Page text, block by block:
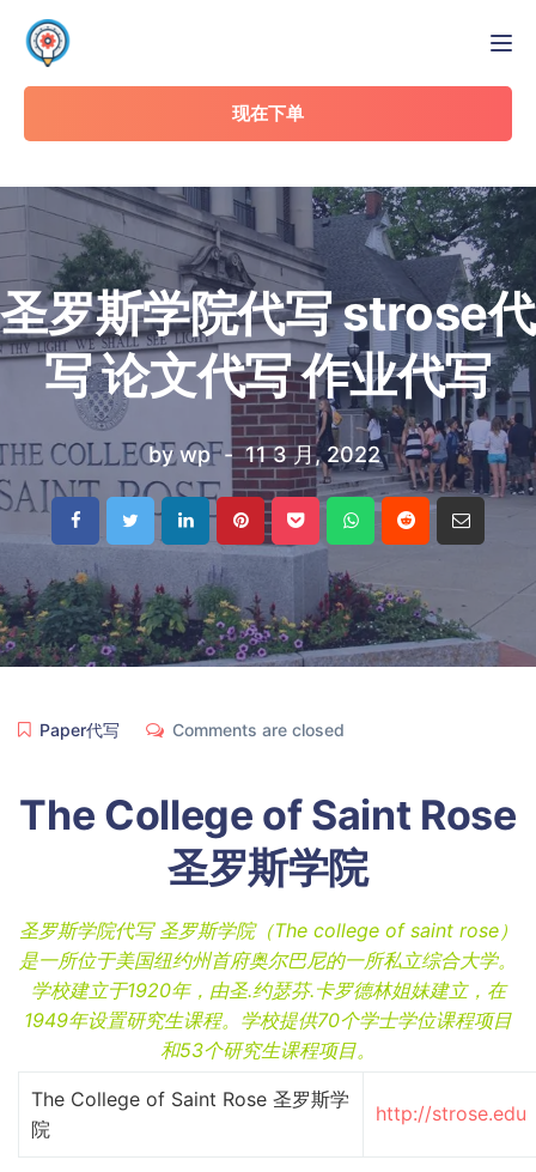
现在下单
圣罗斯学院代写 strose代
写 论文代写 作业代写
by wp 11 3 月, 2022
Paper代写 Comments are closed
The College of Saint Rose
圣罗斯学院
圣罗斯学院代写 圣罗斯学院（The college of saint rose）
是一所位于美国纽约州首府奥尔巴尼的一所私立综合大学。
学校建立于1920年，由圣.约瑟芬.卡罗德林姐妹建立，在
1949年设置研究生课程。学校提供70个学士学位课程项目
和53个研究生课程项目。
The College of Saint Rose 圣罗斯学
院
http://strose.edu